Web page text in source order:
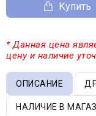
Купить
* Данная цена
цену и наличие
ОПИСАНИЕ
НАЛИЧИЕ В